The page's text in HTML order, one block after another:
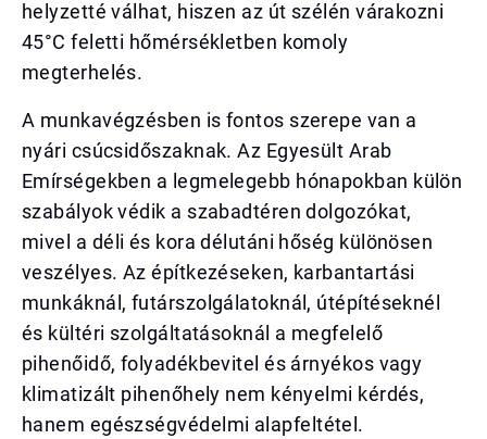
helyzetté válhat, hiszen az út szélén várakozni
45°C feletti hőmérsékletben komoly
megterhelés.
A munkavégzésben is fontos szerepe van a
nyári csúcsidőszaknak. Az Egyesült Arab
Emírségekben a legmelegebb hónapokban külön
szabályok védik a szabadtéren dolgozókat,
mivel a déli és kora délutáni hőség különösen
veszélyes. Az építkezéseken, karbantartási
munkáknál, futárszolgálatoknál, útépítéseknél
és kültéri szolgáltatásoknál a megfelelő
pihenőidő, folyadékbevitel és árnyékos vagy
klimatizált pihenőhely nem kényelmi kérdés,
hanem egészségvédelmi alapfeltétel.